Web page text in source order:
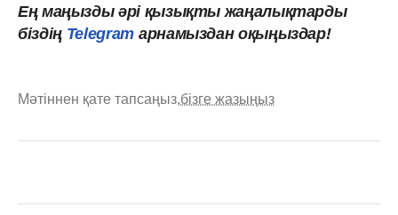
Ең маңызды әрі қызықты жаңалықтарды
біздің Telegram арнамыздан оқыңыздар!
Мәтіннен қате тапсаңыз,бізге жазыңыз